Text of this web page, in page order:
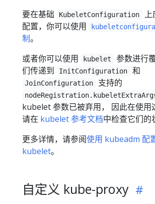
要在基础
KubeletConfiguration
上
配置，你可以使用
制。
或者你可以使用
kubelet
参数进行
们传递到
InitConfiguration 和
JoinConfiguration 支持的
kubelet 参数已被弃用， 因此在使用
请在 kubelet 参考文档中检查它们的
更多详情，请参阅使用 kubeadm 配
kubelet。
自定义 kube-proxy